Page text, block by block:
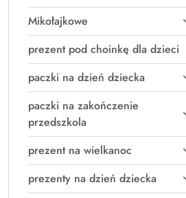
Mikołajkowe
prezent pod choinkę dla dzieci
paczki na dzień dziecka
paczki na zakończenie
przedszkola
prezent na wielkanoc
prezenty na dzień dziecka